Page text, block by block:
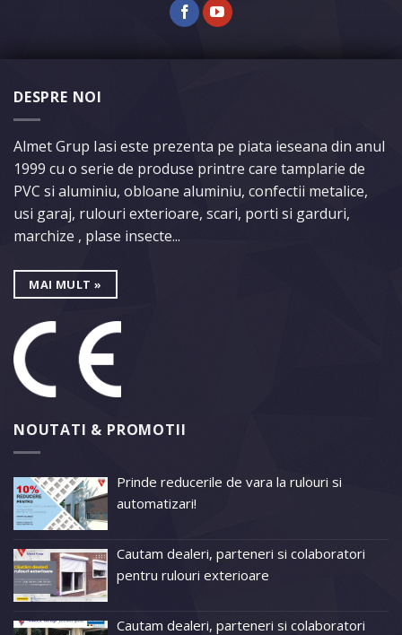
DESPRE NOI
Almet Grup Iasi este prezenta pe piata ieseana din anul
1999 cu o serie de produse printre care tamplarie de
PVC si aluminiu, obloane aluminiu, confectii metalice,
usi garaj, rulouri exterioare, scari, porti si garduri,
marchize , plase insecte...
MAI MULT »
NOUTATI & PROMOTII
Prinde reducerile de vara la rulouri si
automatizari!
Cautam dealeri, parteneri si colaboratori
pentru rulouri exterioare
Cautam dealeri, parteneri si colaboratori